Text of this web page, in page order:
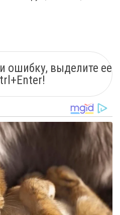
ошибку, выделите ее